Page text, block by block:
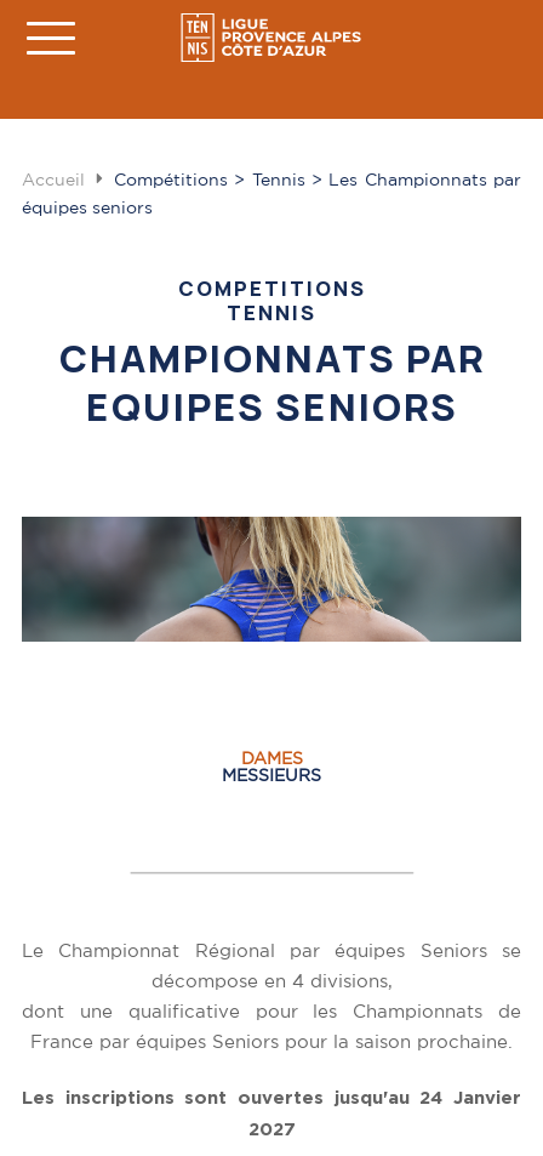
Accueil
Compétitions > Tennis > Les Championnats par
équipes seniors
COMPETITIONS
TENNIS
CHAMPIONNATS PAR
EQUIPES SENIORS
DAMES
MESSIEURS
Le Championnat Régional par équipes Seniors se
décompose en 4 divisions,
dont une qualificative pour les Championnats de
France par équipes Seniors pour la saison prochaine.
Les inscriptions sont ouvertes jusqu'au 24 Janvier
2027